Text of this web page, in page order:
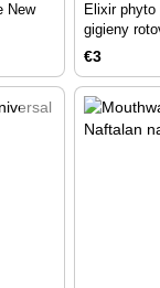
New
Elixir
gigieny
€3